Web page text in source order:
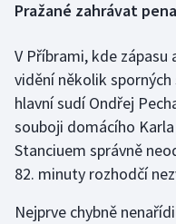
Florbal
Golf
Gymnastika
Pražané zahrávat
V Příbrami, kde
vidění několik
hlavní sudí Ondřej
souboji domácího
Stanciuem správně
82. minuty rozhodčí
Nejprve chybně